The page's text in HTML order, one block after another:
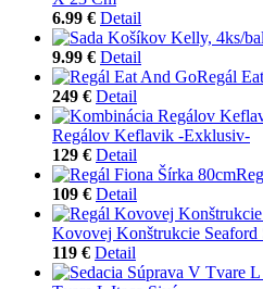
6.99 € Detail
9.99 € Detail
Regál
249 € Detail
Regálov Keflavik -Exklusiv-
129 € Detail
109 € Detail
Kovovej Konštrukcie Seaford
119 € Detail